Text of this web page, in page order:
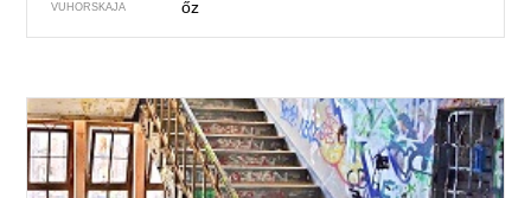
VUHORSKAJA őz